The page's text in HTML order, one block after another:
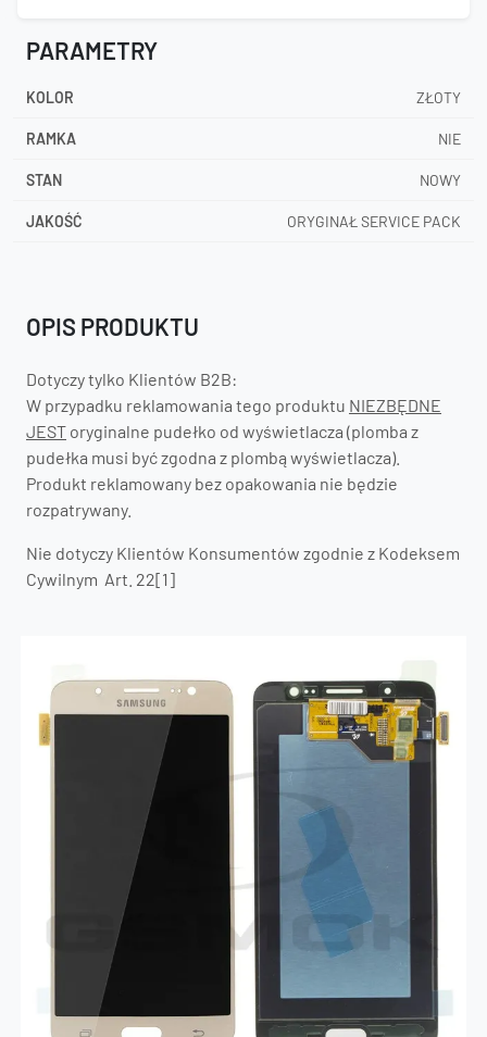
PARAMETRY
KOLOR ZŁOTY
RAMKA NIE
STAN NOWY
JAKOŚĆ ORYGINAŁ SERVICE PACK
OPIS PRODUKTU
Dotyczy tylko Klientów B2B:
W przypadku reklamowania tego produktu NIEZBĘDNE
JEST oryginalne pudełko od wyświetlacza (plomba z
pudełka musi być zgodna z plombą wyświetlacza).
Produkt reklamowany bez opakowania nie będzie
rozpatrywany.
Nie dotyczy Klientów Konsumentów zgodnie z Kodeksem
Cywilnym Art. 22[1]